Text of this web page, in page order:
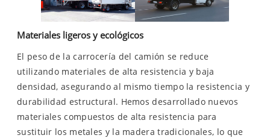
Materiales ligeros y ecológicos
El peso de la carrocería del camión se reduce
utilizando materiales de alta resistencia y baja
densidad, asegurando al mismo tiempo la resistencia y
durabilidad estructural. Hemos desarrollado nuevos
materiales compuestos de alta resistencia para
sustituir los metales y la madera tradicionales, lo que